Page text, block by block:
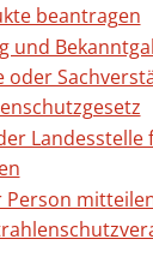
beantragen
und
oder
Landesstelle
Person